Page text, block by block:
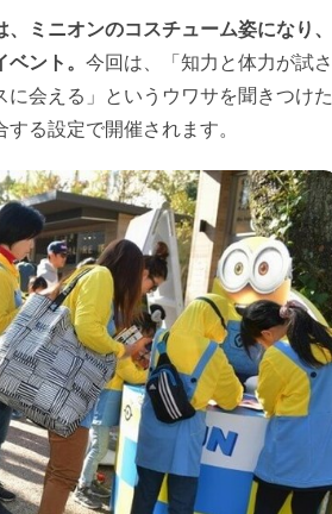
ミニオンのコスチューム姿になり、
ント。 今回は、「知力と体力が試さ
会える」というウワサを聞きつけた
る設定で開催されます。